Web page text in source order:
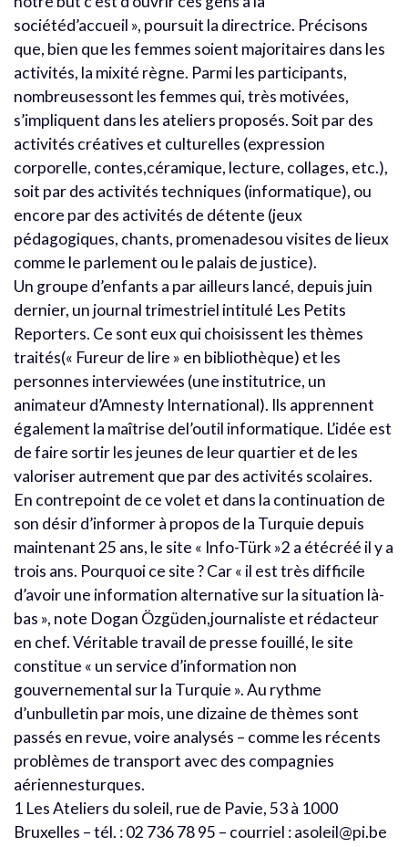
sociétéd’accueil », poursuit la directrice. Précisons
que, bien que les femmes soient majoritaires dans les
activités, la mixité règne. Parmi les participants,
nombreusessont les femmes qui, très motivées,
s’impliquent dans les ateliers proposés. Soit par des
activités créatives et culturelles (expression
corporelle, contes,céramique, lecture, collages, etc.),
soit par des activités techniques (informatique), ou
encore par des activités de détente (jeux
pédagogiques, chants, promenadesou visites de lieux
comme le parlement ou le palais de justice).
Un groupe d’enfants a par ailleurs lancé, depuis juin
dernier, un journal trimestriel intitulé Les Petits
Reporters. Ce sont eux qui choisissent les thèmes
traités(« Fureur de lire » en bibliothèque) et les
personnes interviewées (une institutrice, un
animateur d’Amnesty International). Ils apprennent
également la maîtrise del’outil informatique. L’idée est
de faire sortir les jeunes de leur quartier et de les
valoriser autrement que par des activités scolaires.
En contrepoint de ce volet et dans la continuation de
son désir d’informer à propos de la Turquie depuis
maintenant 25 ans, le site « Info-Türk »2 a étécréé il y a
trois ans. Pourquoi ce site ? Car « il est très difficile
d’avoir une information alternative sur la situation là-
bas », note Dogan Özgüden,journaliste et rédacteur
en chef. Véritable travail de presse fouillé, le site
constitue « un service d’information non
gouvernemental sur la Turquie ». Au rythme
d’unbulletin par mois, une dizaine de thèmes sont
passés en revue, voire analysés – comme les récents
problèmes de transport avec des compagnies
aériennesturques.
1 Les Ateliers du soleil, rue de Pavie, 53 à 1000
Bruxelles – tél. : 02 736 78 95 – courriel : asoleil@pi.be